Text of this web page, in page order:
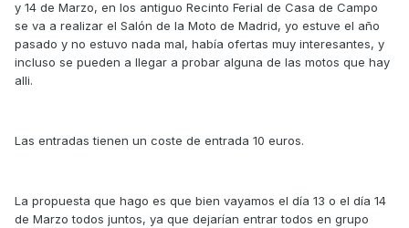
y 14 de Marzo, en los antiguo Recinto Ferial de Casa de Campo
se va a realizar el Salón de la Moto de Madrid, yo estuve el año
pasado y no estuvo nada mal, había ofertas muy interesantes, y
incluso se pueden a llegar a probar alguna de las motos que hay
alli.
Las entradas tienen un coste de entrada 10 euros.
La propuesta que hago es que bien vayamos el día 13 o el día 14
de Marzo todos juntos, ya que dejarían entrar todos en grupo